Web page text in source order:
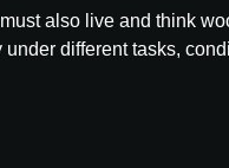
also live and think
different tasks,